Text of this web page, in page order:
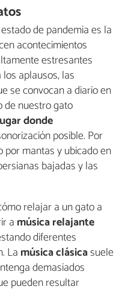
de pandemia es la
acontecimientos
estresantes
aplausos, las
se convocan a diario en
de nuestro gato
donde
posible. Por
mantas y ubicado en
bajadas y las
relajar a un gato a
a música relajante
diferentes
Lamúsica clásicasuele
demasiados
pueden resultar